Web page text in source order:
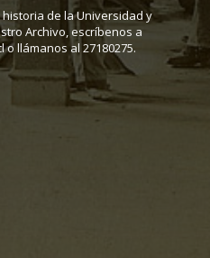
de la Universidad y
Archivo, escríbenos a
llámanos al 27180275.